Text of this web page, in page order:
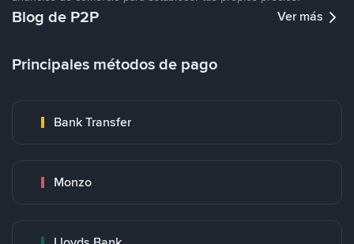
Blog de P2P Ver más
Principales métodos de pago
Bank Transfer
Monzo